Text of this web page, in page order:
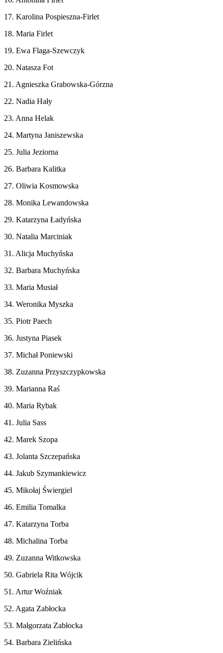
17. Karolina Pospieszna-Firlet
18. Maria Firlet
19. Ewa Flaga-Szewczyk
20. Natasza Fot
21. Agnieszka Grabowska-Górzna
22. Nadia Hały
23. Anna Helak
24. Martyna Janiszewska
25. Julia Jeziorna
26. Barbara Kalitka
27. Oliwia Kosmowska
28. Monika Lewandowska
29. Katarzyna Ładyńska
30. Natalia Marciniak
31. Alicja Muchyńska
32. Barbara Muchyńska
33. Maria Musiał
34. Weronika Myszka
35. Piotr Paech
36. Justyna Piasek
37. Michał Poniewski
38. Zuzanna Przyszczypkowska
39. Marianna Raś
40. Maria Rybak
41. Julia Sass
42. Marek Szopa
43. Jolanta Szczepańska
44. Jakub Szymankiewicz
45. Mikołaj Świergiel
46. Emilia Tomalka
47. Katarzyna Torba
48. Michalina Torba
49. Zuzanna Witkowska
50. Gabriela Rita Wójcik
51. Artur Woźniak
52. Agata Zabłocka
53. Małgorzata Zabłocka
54. Barbara Zielińska